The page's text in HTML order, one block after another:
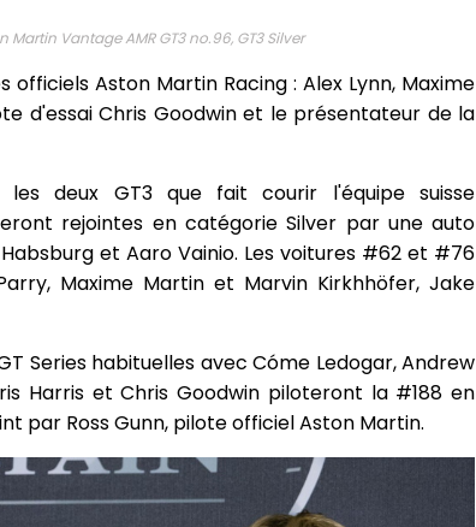
Vantage AMR GT3 no.96, GT3 Silver
Aston Martin Racing : Alex Lynn, Maxime
d'essai Chris Goodwin et le présentateur de la
deux GT3 que fait courir l'équipe suisse
rejointes en catégorie Silver par une auto
et Aaro Vainio. Les voitures #62 et #76
Maxime Martin et Marvin Kirkhhöfer, Jake
Series habituelles avec Cóme Ledogar, Andrew
Harris et Chris Goodwin piloteront la #188 en
par Ross Gunn, pilote officiel Aston Martin.